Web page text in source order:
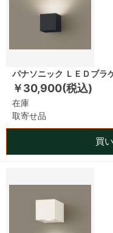
パナソニック ＬＥＤブラ
￥30,900(税込)
在庫
取寄せ品
買